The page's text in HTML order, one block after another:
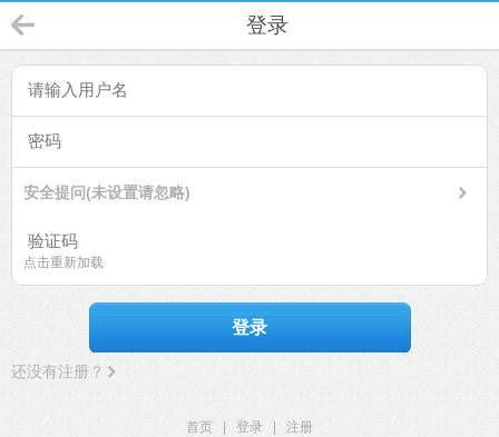
登录
安全提问(未设置请忽略)
点击重新加载
登录
还没有注册？
首页 登录
注册